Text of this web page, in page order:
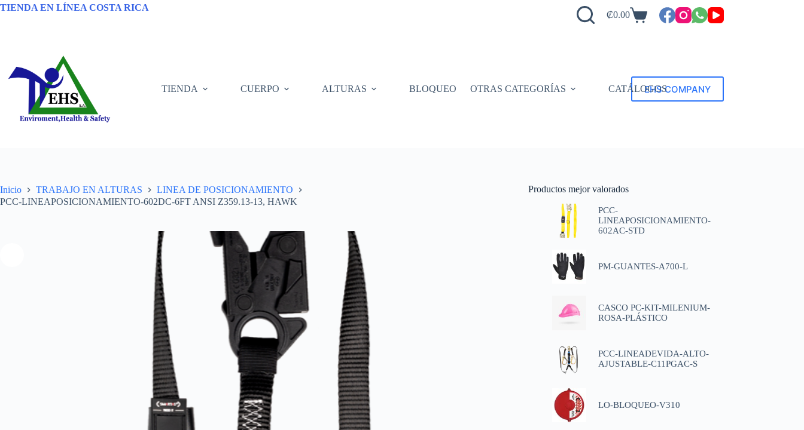
TIENDA EN LÍNEA COSTA RICA
₡0.00
TIENDA CUERPO ALTURAS BLOQUEO OTRAS CATEGORÍAS CATÁLOGOSEHS COMPANY
Inicio TRABAJO EN ALTURAS
LINEA DE POSICIONAMIENTO
PCC-LINEAPOSICIONAMIENTO-602DC-6FT ANSI Z359.13-13, HAWK
Productos mejor valorados
PCC-
LINEAPOSICIONAMIENTO-
602AC-STD
PM-GUANTES-A700-L
CASCO PC-KIT-MILENIUM-
ROSA-PLÁSTICO
PCC-LINEADEVIDA-ALTO-
AJUSTABLE-C11PGAC-S
LO-BLOQUEO-V310